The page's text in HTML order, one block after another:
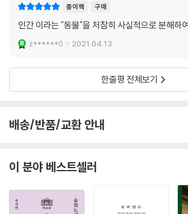
종이책 구매
인간 이라는 "동물"을 처참히 사실적으로 분해하
z******0 2021.04.13.
한줄평 전체보기
배송/반품/교환 안내
이 분야 베스트셀러